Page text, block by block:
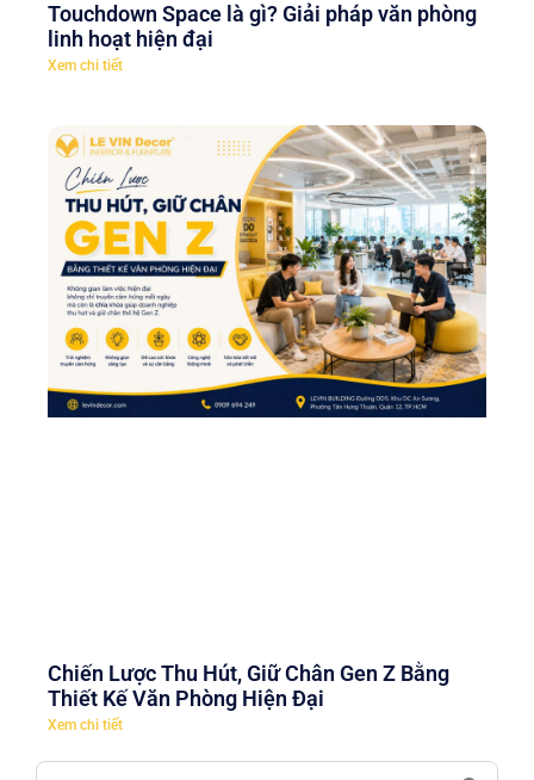
Touchdown Space là gì? Giải pháp văn phòng
linh hoạt hiện đại
Xem chi tiết
Chiến Lược Thu Hút, Giữ Chân Gen Z Bằng
Thiết Kế Văn Phòng Hiện Đại
Xem chi tiết